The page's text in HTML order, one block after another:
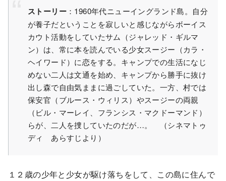
ストーリー ：1960年代ニューイングランド島。自分
が養子だということを寂しいと感じながらボーイス
カウト活動をしていたサム（ジャレッド・ギルマ
ン）は、常に本を読んでいる少女スージー（カラ・
ヘイワード）に恋をする。キャンプでの生活になじ
めない二人は文通を始め、キャンプから勝手に抜け
出し森で自由気ままに過ごしていた。一方、村では
保安官（ブルース・ウィリス）やスージーの両親
（ビル・マーレイ、フランシス・マクドーマンド）
らが、二人を捜していたのだが…。 （シネマトゥ
ディ あらすじより）
１２歳の少年と少女が駆け落ちをして、この島に住んで